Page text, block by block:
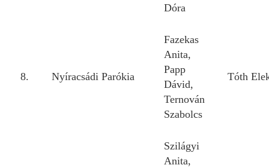
Dóra
8. Nyíracsádi Parókia
Fazekas
Anita,
Papp
Dávid,
Ternován
Szabolcs
Tóth
Szilágyi
Anita,